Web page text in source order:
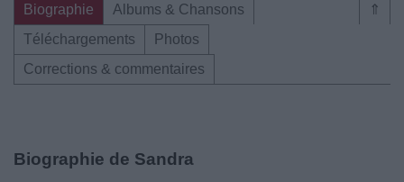
⇑
Biographie
Albums & Chansons
Téléchargements
Photos
Corrections & commentaires
Biographie de Sandra